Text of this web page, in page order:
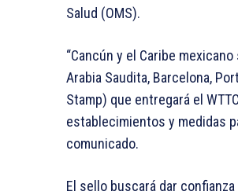
Salud (OMS).
“Cancún y el Caribe
Arabia Saudita, Barcelona,
Stamp) que entregará el
establecimientos y medidas
comunicado.
El sello buscará dar